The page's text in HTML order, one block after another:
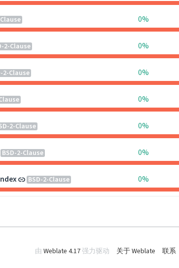
0%
2-Clause 0%
2-Clause 0%
0%
2-Clause 0%
BSD-2-Clause 0%
BSD-2-Clause 0%
由 Weblate 4.17强力驱动 关于 Weblate 联系